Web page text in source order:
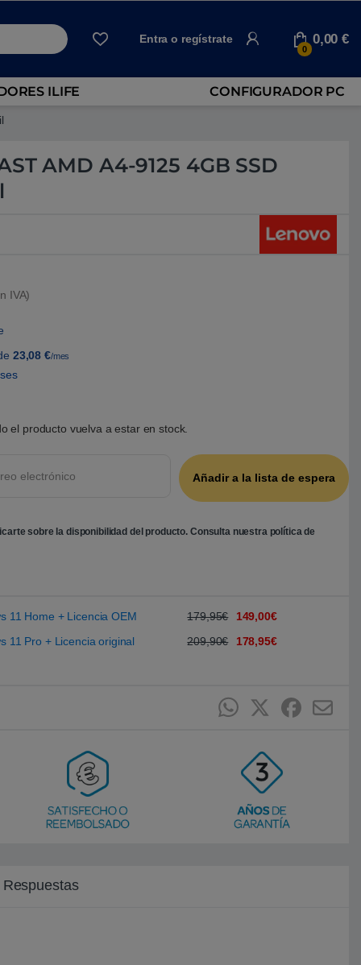
Entra o regístrate
0
0,00€
ILIFE CONFIGURADOR PC
AMD A4-9125 4GB SSD
IVA)
23,08 €/mes
el producto vuelva a estar en stock.
sobre la disponibilidad del producto. Consulta nuestra política de
11 Home + Licencia OEM 179,95€
149,00€
11 Pro + Licencia original
209,90€ 178,95€